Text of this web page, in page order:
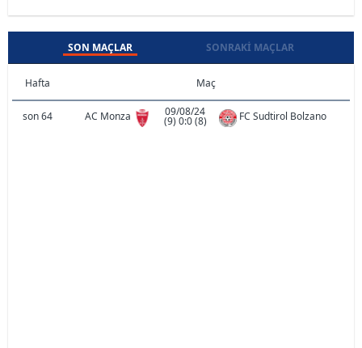
SON MAÇLAR SONRAKI MAÇLAR
Hafta Maç
son 64 AC Monza 09/08/24
(9) 0:0 (8) FC Sudtirol Bolzano